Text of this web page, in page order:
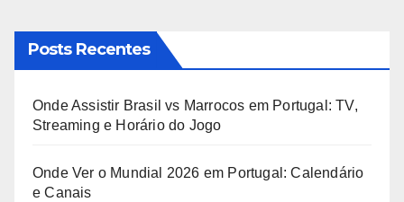
Posts Recentes
Onde Assistir Brasil vs Marrocos em Portugal: TV,
Streaming e Horário do Jogo
Onde Ver o Mundial 2026 em Portugal: Calendário
e Canais